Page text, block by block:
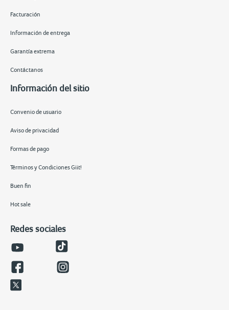
Facturación
Información de entrega
Garantía extrema
Contáctanos
Información del sitio
Convenio de usuario
Aviso de privacidad
Formas de pago
Términos y Condiciones Giit!
Buen fin
Hot sale
Redes sociales